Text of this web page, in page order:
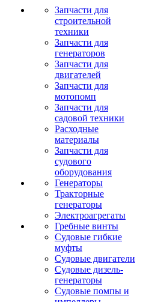
Запчасти для
строительной
техники
Запчасти для
генераторов
Запчасти для
двигателей
Запчасти для
мотопомп
Запчасти для
садовой техники
Расходные
материалы
Запчасти для
судового
оборудования
Генераторы
Тракторные
генераторы
Электроагрегаты
Гребные винты
Судовые гибкие
муфты
Судовые двигатели
Судовые дизель-
генераторы
Судовые помпы и